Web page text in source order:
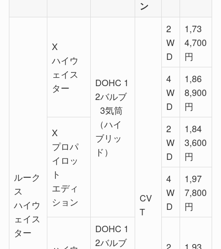
ン
ルーク
ス
ハイウ
ェイス
ター
X
ハイウ
ェイス
ター
DOHC 1
2バルブ
3気筒
（ハイ
ブリッ
ド）
CV
T
2
W
D
1,73
4,700
円
4
W
D
1,86
8,900
円
X
プロパ
イロッ
ト
エディ
ション
2
W
D
1,84
3,600
円
4
W
D
1,97
7,800
円
DOHC 1
2バルブ